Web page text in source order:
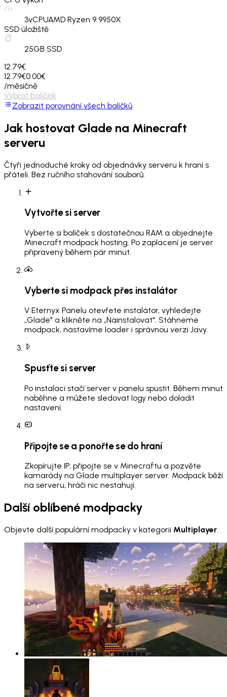
3vCPUAMD Ryzen 9 9950X
SSD úložiště
25GB SSD
12.79€
12.79€0.00€
/měsíčně
Vybrat balíček
Zobrazit porovnání všech balíčků
Jak hostovat Glade na Minecraft
serveru
Čtyři jednoduché kroky od objednávky serveru k hraní s
přáteli. Bez ručního stahování souborů.
Vytvořte si server
Vyberte si balíček s dostatečnou RAM a objednejte
Minecraft modpack hosting. Po zaplacení je server
připravený během pár minut.
Vyberte si modpack přes instalátor
V Eternyx Panelu otevřete instalátor, vyhledejte
„Glade" a klikněte na „Nainstalovat". Stáhneme
modpack, nastavíme loader i správnou verzi Javy.
Spusťte si server
Po instalaci stačí server v panelu spustit. Během minut
naběhne a můžete sledovat logy nebo doladit
nastavení.
Připojte se a ponořte se do hraní
Zkopírujte IP, připojte se v Minecraftu a pozvěte
kamarády na Glade multiplayer server. Modpack běží
na serveru, hráči nic nestahují.
Další oblíbené modpacky
Objevte další populární modpacky v kategorii Multiplayer.